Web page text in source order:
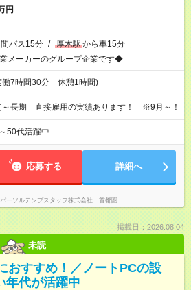
円
バス15分 / 厚木駅から車15分
メーカーのグループ企業です◆
働7時間30分 休憩1時間)
～長期 直接雇用の実績あります！ ※9月～！
50代活躍中
応募する 詳細へ
パーソルテンプスタッフ株式会社 首都圏
掲載日：2026.08.04
未読
おすすめ！／ノートPCの設
年代が活躍中